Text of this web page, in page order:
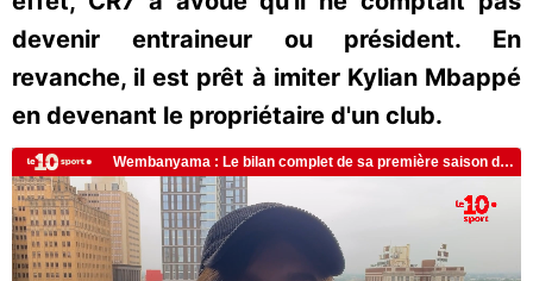
devenir entraineur ou président. En
revanche, il est prêt à imiter Kylian Mbappé
en devenant le propriétaire d'un club.